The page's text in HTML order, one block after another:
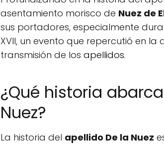
asentamiento morisco de Nuez de
sus portadores, especialmente
XVII, un evento que repercutió en
transmisión de los apellidos.
¿Qué historia
Nuez?
La historia del apellido De la Nuez